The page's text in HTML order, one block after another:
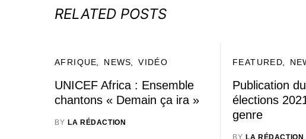
RELATED POSTS
AFRIQUE NEWS VIDÉO
UNICEF Africa : Ensemble
chantons « Demain ça ira »
BY LA RÉDACTION
FEATURED
Publication
élections
genre
BY LA RÉDACTION